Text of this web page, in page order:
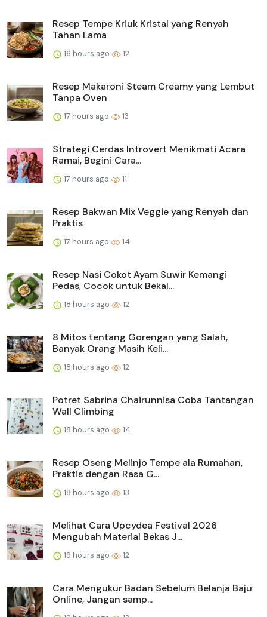
Resep Tempe Kriuk Kristal yang Renyah
Tahan Lama
16 hours ago 12
Resep Makaroni Steam Creamy yang Lembut
Tanpa Oven
17 hours ago 13
Strategi Cerdas Introvert Menikmati Acara
Ramai, Begini Cara...
17 hours ago 11
Resep Bakwan Mix Veggie yang Renyah dan
Praktis
17 hours ago 14
Resep Nasi Cokot Ayam Suwir Kemangi
Pedas, Cocok untuk Bekal...
18 hours ago 12
8 Mitos tentang Gorengan yang Salah,
Banyak Orang Masih Keli...
18 hours ago 12
Potret Sabrina Chairunnisa Coba Tantangan
Wall Climbing
18 hours ago 14
Resep Oseng Melinjo Tempe ala Rumahan,
Praktis dengan Rasa G...
18 hours ago 13
Melihat Cara Upcydea Festival 2026
Mengubah Material Bekas J...
19 hours ago 12
Cara Mengukur Badan Sebelum Belanja Baju
Online, Jangan samp...